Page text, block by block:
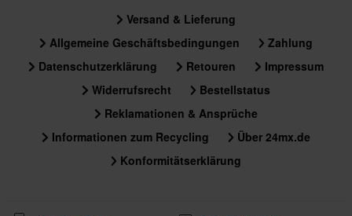
Versand & Lieferung
Allgemeine Geschäftsbedingungen
Zahlung
Datenschutzerklärung
Retouren
Impressum
Widerrufsrecht
Bestellstatus
Reklamationen & Ansprüche
Informationen zum Recycling
Über 24mx.de
Konformitätserklärung